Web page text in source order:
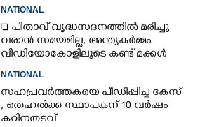
NATIONAL
 പിതാവ് വൃദ്ധസദനത്തിൽ മരിച്ചു
വരാൻ സമയമില്ല,​ അന്ത്യകർമ്മം
വീഡിയോകോളിലൂടെ കണ്ട് മക്കൾ
NATIONAL
സഹപ്രവർത്തകയെ പീഡിപ്പിച്ച കേസ്
, തെഹൽക്ക സ്ഥാപകന് 10 വർഷം
കഠിനതടവ്